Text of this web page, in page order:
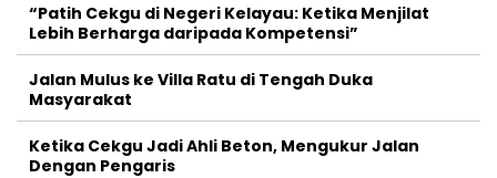
“Patih Cekgu di Negeri Kelayau: Ketika Menjilat
Lebih Berharga daripada Kompetensi”
Jalan Mulus ke Villa Ratu di Tengah Duka
Masyarakat
Ketika Cekgu Jadi Ahli Beton, Mengukur Jalan
Dengan Pengaris